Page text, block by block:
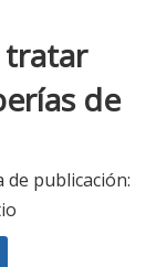
tratar
de
publicación: